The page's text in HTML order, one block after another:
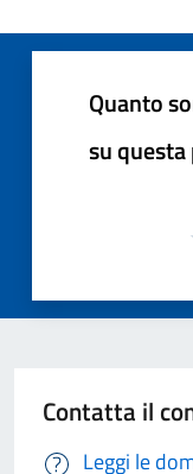
Quanto
su
Contatta il
Leggi le